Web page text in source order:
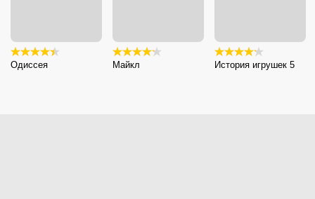
Одиссея Майкл История игрушек 5